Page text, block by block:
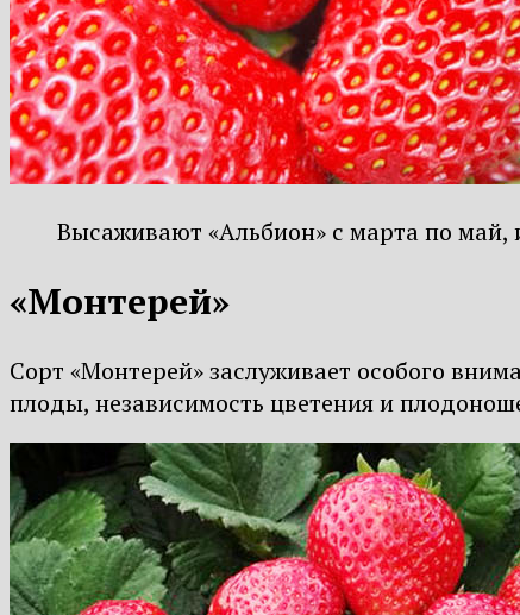
Высаживают «Альбион» с марта по май,
«Монтерей»
Сорт «Монтерей» заслуживает особого
плоды, независимость цветения и